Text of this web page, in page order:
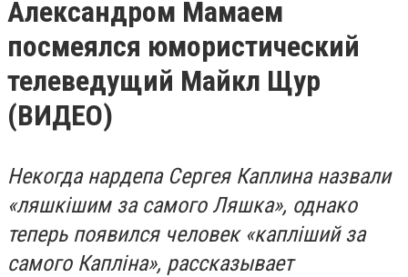
Александром Мамаем
посмеялся юмористический
телеведущий Майкл Щур
(ВИДЕО)
Некогда нардепа Сергея Каплина назвали
«ляшкішим за самого Ляшка», однако
теперь появился человек «капліший за
самого Капліна», рассказывает